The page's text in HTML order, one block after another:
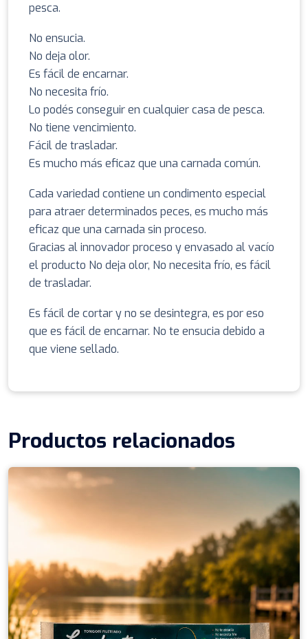
pesca.
No ensucia.
No deja olor.
Es fácil de encarnar.
No necesita frío.
Lo podés conseguir en cualquier casa de pesca.
No tiene vencimiento.
Fácil de trasladar.
Es mucho más eficaz que una carnada común.
Cada variedad contiene un condimento especial
para atraer determinados peces, es mucho más
eficaz que una carnada sin proceso.
Gracias al innovador proceso y envasado al vacío
el producto No deja olor, No necesita frío, es fácil
de trasladar.
Es fácil de cortar y no se desintegra, es por eso
que es fácil de encarnar. No te ensucia debido a
que viene sellado.
Productos relacionados